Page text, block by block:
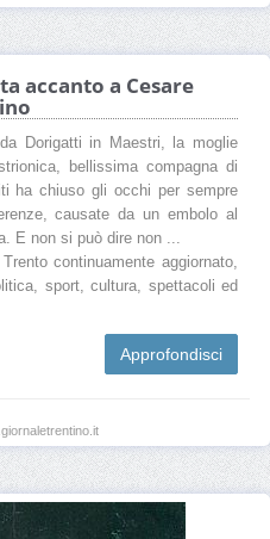
accanto a Cesare
Dorigatti in Maestri, la moglie
bellissima compagna di
ha chiuso gli occhi per sempre
causate da un embolo al
E non si può dire non ...
continuamente aggiornato,
sport, cultura, spettacoli ed
Approfondisci